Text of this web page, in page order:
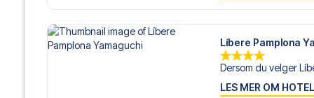
Líbere Pamplona
Dersom du velger
LES MER OM